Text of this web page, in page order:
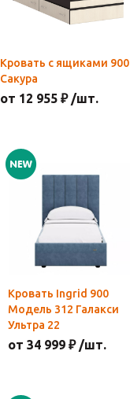
Кровать с ящиками 900
Сакура
от 12 955 ₽ /шт.
Кровать Ingrid 900
Модель 312 Галакси
Ультра 22
от 34 999 ₽ /шт.